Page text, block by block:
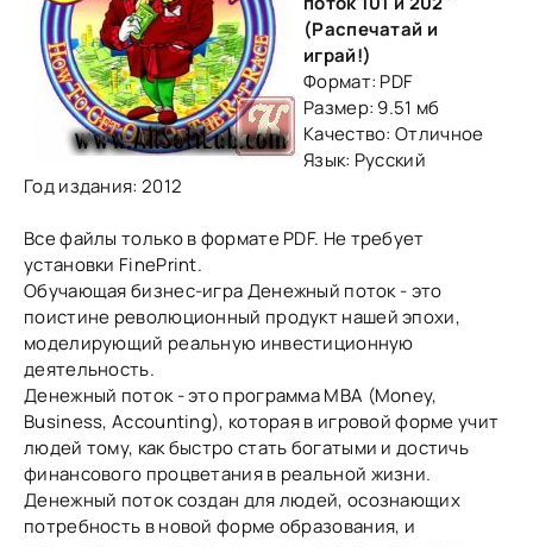
(Распечатай и
играй!)
Формат: PDF
Размер: 9.51 мб
Качество: Отличное
Язык: Русский
Год издания: 2012
Все файлы только в формате PDF. Не требует
установки FinePrint.
Обучающая бизнес-игра Денежный поток - это
поистине революционный продукт нашей эпохи,
моделирующий реальную инвестиционную
деятельность.
Денежный поток - это программа МВА (Money,
Business, Accounting), которая в игровой форме учит
людей тому, как быстро стать богатыми и достичь
финансового процветания в реальной жизни.
Денежный поток создан для людей, осознающих
потребность в новой форме образования, и